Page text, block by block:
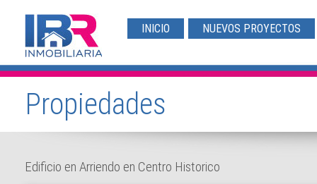
INICIO NUEVOS PROYECTOS
Propiedades
Edificio en Arriendo en Centro Historico